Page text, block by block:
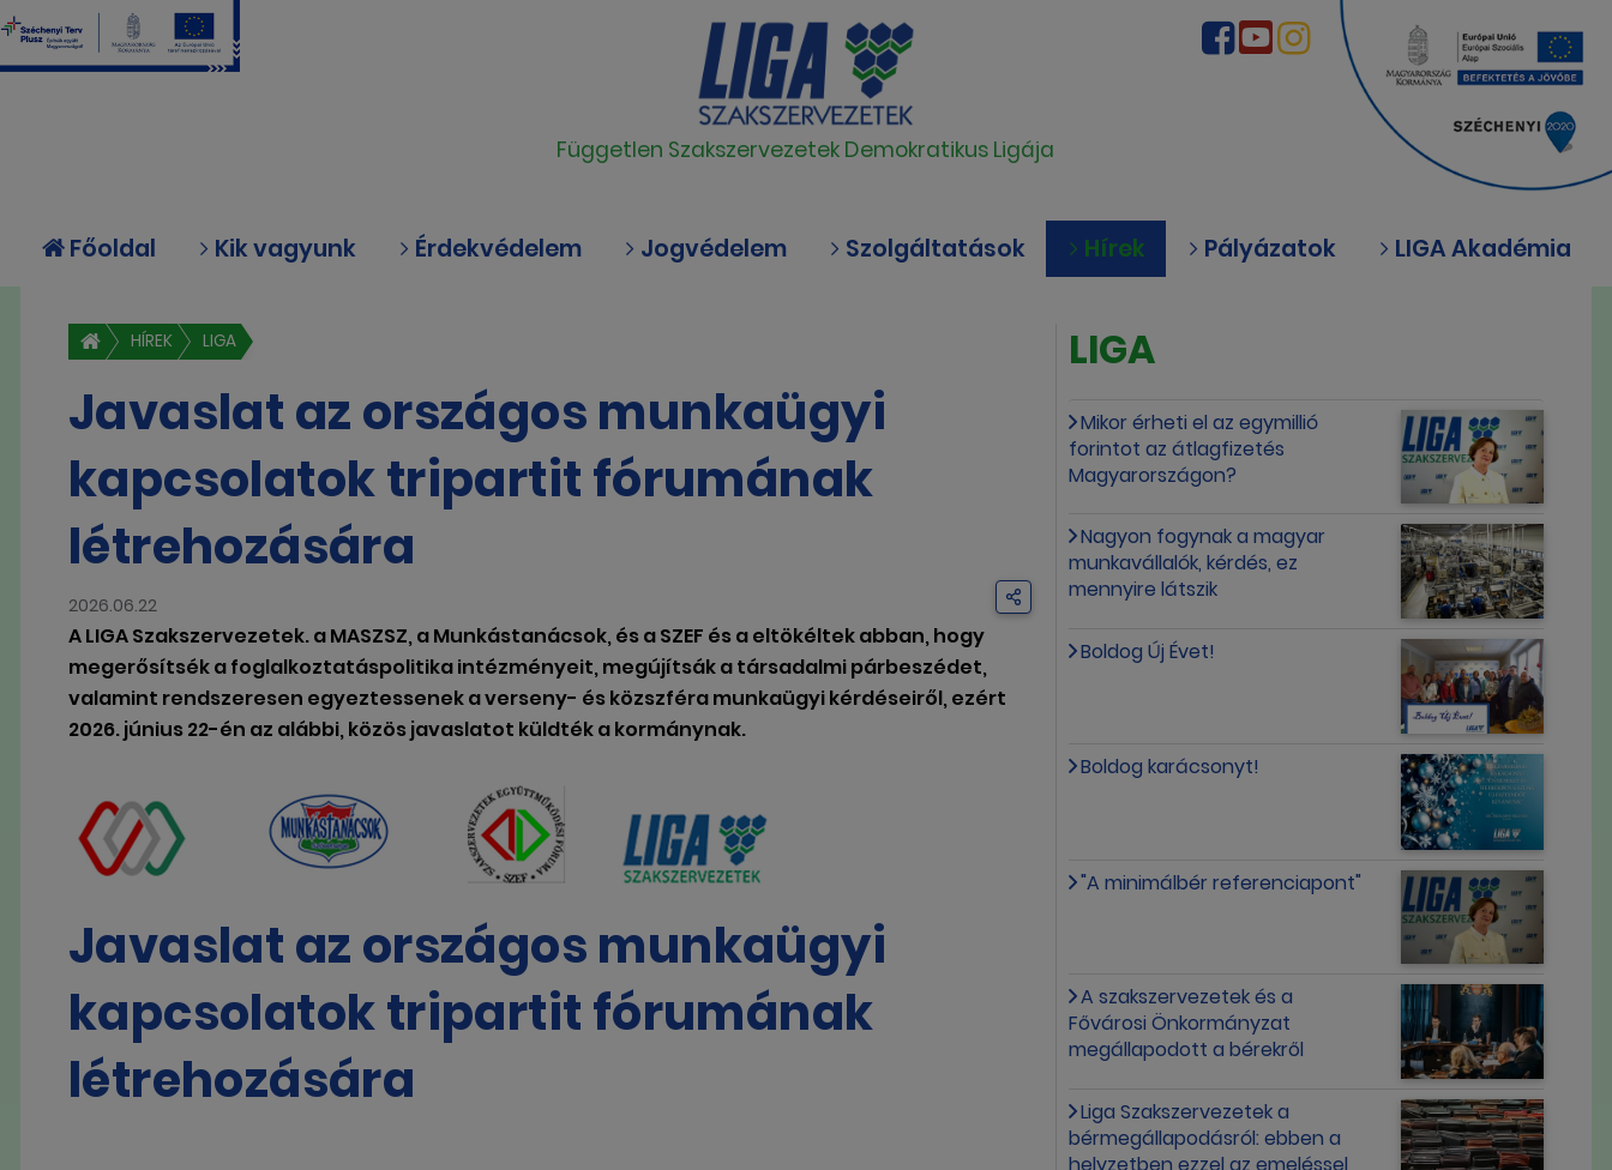
Független Szakszervezetek Demokratikus Ligája
Főoldal Kik vagyunk Érdekvédelem Jogvédelem Szolgáltatások Hírek Pályázatok LIGA Akadémia
HÍREK LIGA
Javaslat az országos munkaügyi
kapcsolatok tripartit fórumának
létrehozására
2026.06.22
A LIGA Szakszervezetek. a MASZSZ, a Munkástanácsok, és a SZEF és a eltökéltek abban, hogy
megerősítsék a foglalkoztatáspolitika intézményeit, megújítsák a társadalmi párbeszédet,
valamint rendszeresen egyeztessenek a verseny- és közszféra munkaügyi kérdéseiről, ezért
2026. június 22-én az alábbi, közös javaslatot küldték a kormánynak.
Javaslat az országos munkaügyi
kapcsolatok tripartit fórumának
létrehozására
LIGA
Mikor érheti el az egymillió
forintot az átlagfizetés
Magyarországon?
Nagyon fogynak a magyar
munkavállalók, kérdés, ez
mennyire látszik
Boldog Új Évet!
Boldog karácsonyt!
"A minimálbér referenciapont"
A szakszervezetek és a
Fővárosi Önkormányzat
megállapodott a bérekről
Liga Szakszervezetek a
bérmegállapodásról: ebben a
helyzetben ezzel az emeléssel